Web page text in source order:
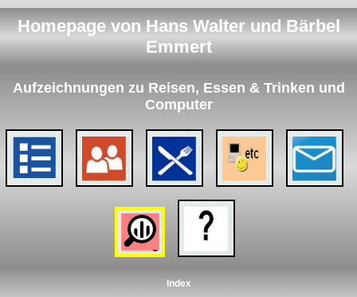
Homepage von Hans Walter und Bärbel
Emmert
Aufzeichnungen zu Reisen, Essen & Trinken und
Computer
Index